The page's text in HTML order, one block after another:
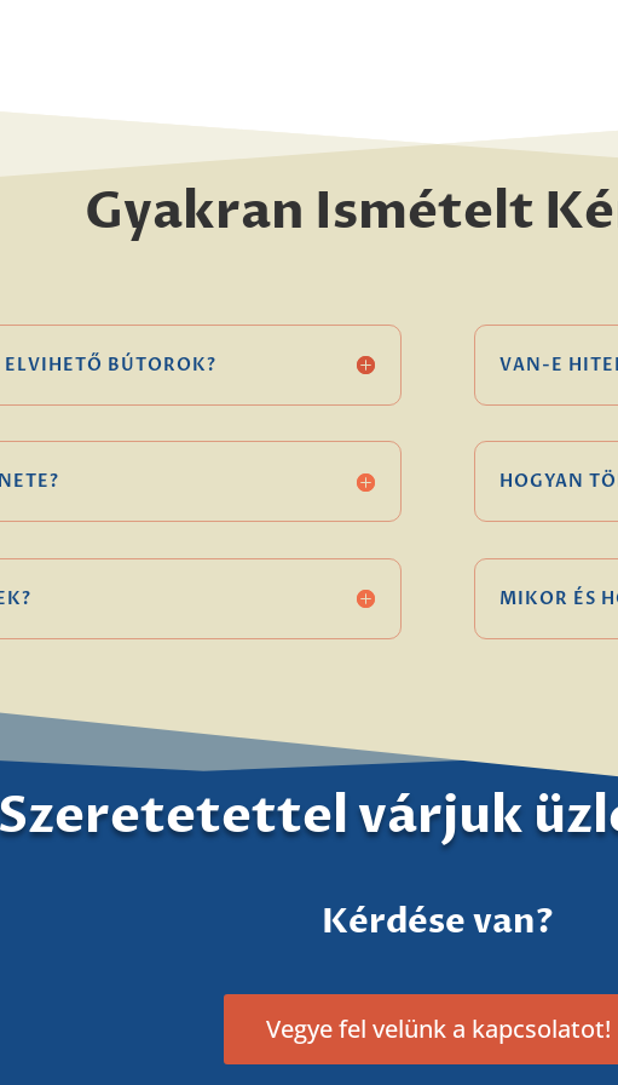
Gyakran Ismételt
BÚTOROK? VAN-E
HOGYAN
MIKOR ÉS
Szeretetettel várjuk
Kérdése van?
Vegye fel velünk a kapcsolatot!